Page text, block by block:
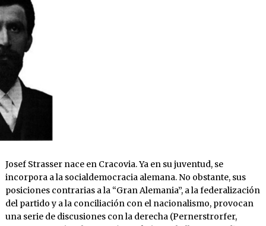
Josef Strasser nace en Cracovia. Ya en su juventud, se
incorpora a la socialdemocracia alemana. No obstante, sus
posiciones contrarias a la “Gran Alemania”, a la federalización
del partido y a la conciliación con el nacionalismo, provocan
una serie de discusiones con la derecha (Pernerstrorfer,